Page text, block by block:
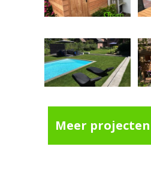
Meer